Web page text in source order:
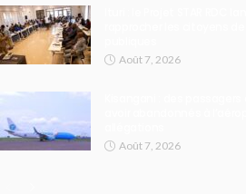
Août 7, 2026
Août 7, 2026